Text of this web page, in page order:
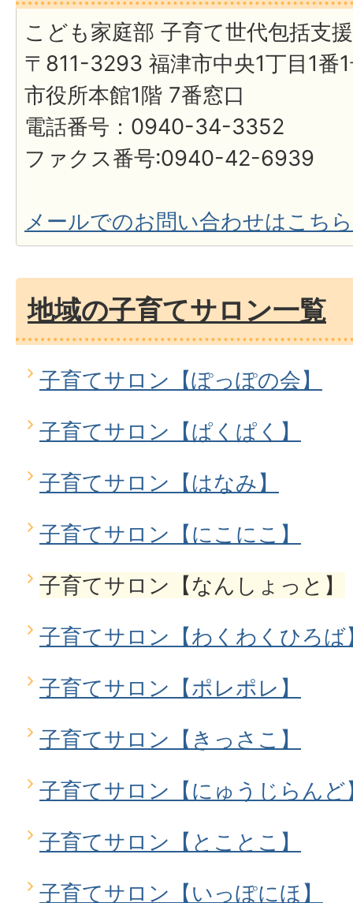
こども家庭部 子育て世代包括支
〒811-3293 福津市中央1丁目1番
市役所本館1階 7番窓口
電話番号：0940-34-3352
ファクス番号:0940-42-6939
メールでのお問い合わせはこちら
地域の子育てサロン一覧
子育てサロン【ぽっぽの会】
子育てサロン【ぱくぱく】
子育てサロン【はなみ】
子育てサロン【にこにこ】
子育てサロン【なんしょっと】
子育てサロン【わくわくひろば
子育てサロン【ポレポレ】
子育てサロン【きっさこ】
子育てサロン【にゅうじらんど
子育てサロン【とことこ】
子育てサロン【いっぽにほ】